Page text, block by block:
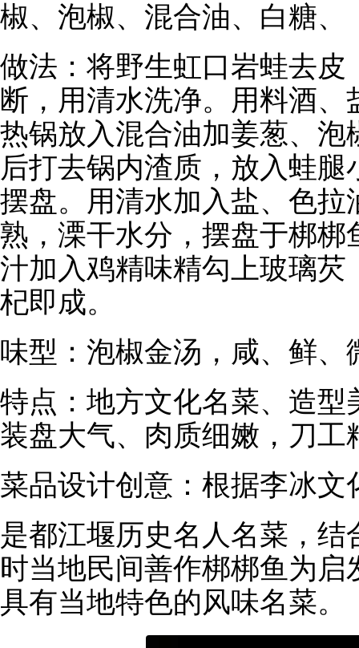
椒、泡椒、混合油、白糖、
做法：将野生虹口岩蛙去
断，用清水洗净。用料酒
热锅放入混合油加姜葱、
后打去锅内渣质，放入蛙
摆盘。用清水加入盐、色
熟，溧干水分，摆盘于梆
汁加入鸡精味精勾上玻璃
杞即成。
味型：泡椒金汤，咸、鲜、
特点：地方文化名菜、造
装盘大气、肉质细嫩，刀工
菜品设计创意：根据李冰
是都江堰历史名人名菜，
时当地民间善作梆梆鱼为
具有当地特色的风味名菜。